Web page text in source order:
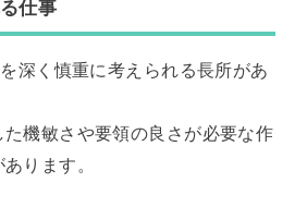
仕事
深く慎重に考えられる長所があ
た機敏さや要領の良さが必要な作
ります。